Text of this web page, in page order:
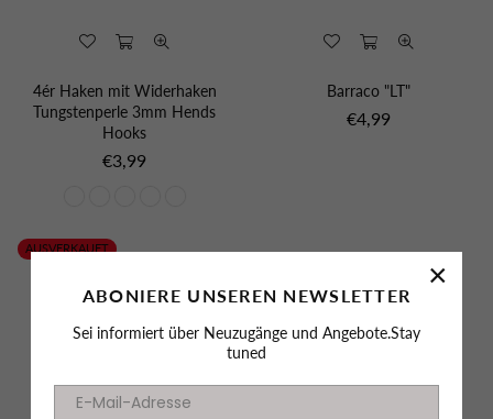
ABONIERE UNSEREN NEWSLETTER
Sei informiert über Neuzugänge und Angebote.Stay
tuned
×
4ér Haken mit Widerhaken
Tungstenperle 3mm Hends
Hooks
Normaler
€3,99
Barraco "LT"
Normaler
€4,99
AUSVERKAUFT